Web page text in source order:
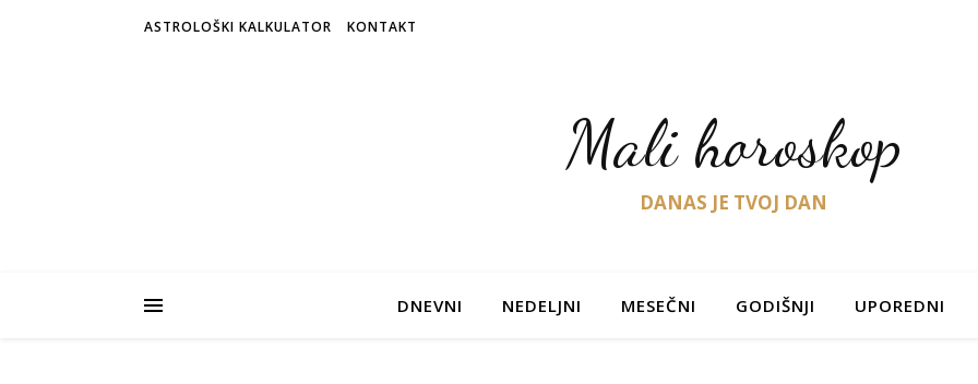
ASTROLOŠKI KALKULATOR KONTAKT
Mali horoskop
DANAS JE TVOJ DAN
DNEVNI NEDELJNI MESEČNI GODIŠNJI UPOREDNI